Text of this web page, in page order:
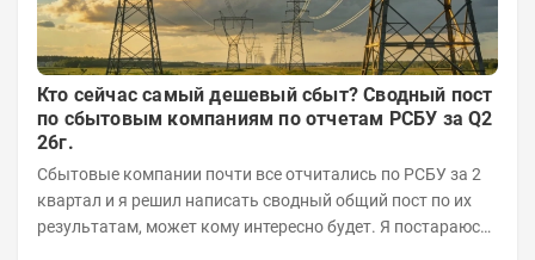
Кто сейчас самый дешевый сбыт? Сводный пост
по сбытовым компаниям по отчетам РСБУ за Q2
26г.
Сбытовые компании почти все отчитались по РСБУ за 2
квартал и я решил написать сводный общий пост по их
результатам, может кому интересно будет. Я постараюсь